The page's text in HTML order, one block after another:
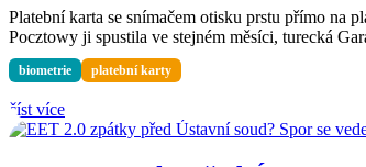
Platební karta se snímačem otisku prstu přímo na
Pocztowy ji spustila ve stejném měsíci, turecká
biometrie platební karty
číst více